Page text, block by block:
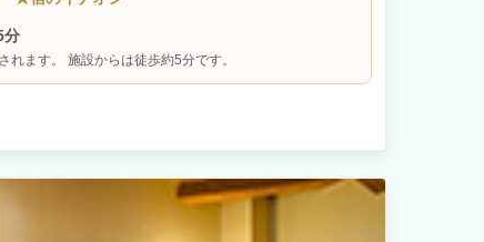
分
れます。 施設からは徒歩約5分です。